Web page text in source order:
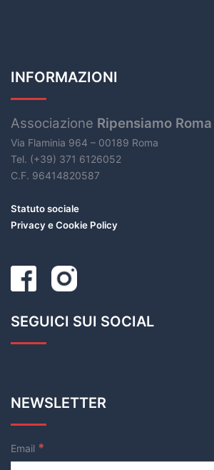
INFORMAZIONI
Associazione Ripensiamo Roma
Via Flaminia 964 – 00189 Roma
Tel. (+39) 371 6126052
C.F. 96414820587
Statuto sociale
Privacy e Cookie Policy
SEGUICI SUI SOCIAL
NEWSLETTER
Email *